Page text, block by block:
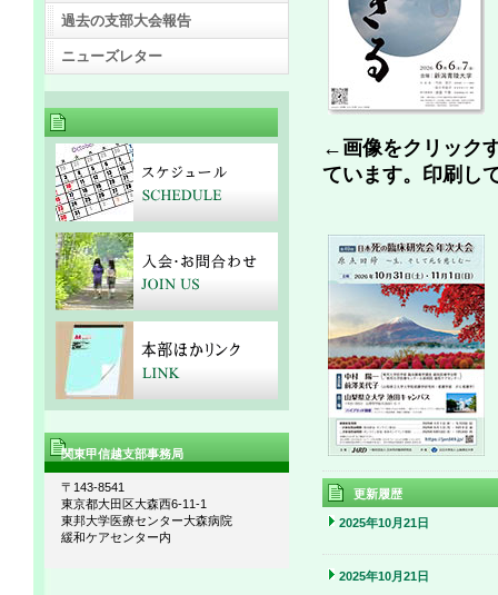
←画像をクリック
ています。印刷し
更新履歴
2025年10月21日
2025年10月21日
過去の支部大会報告
ニューズレター
関東甲信越支部事務局
〒143-8541
東京都大田区大森西6-11-1
東邦大学医療センター大森病院
緩和ケアセンター内